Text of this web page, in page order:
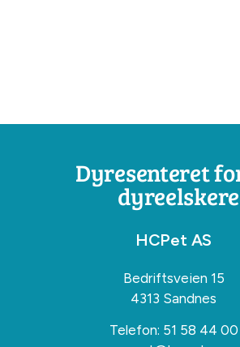
Dyresenteret
HCPet AS
Bedriftsveien 15
4313 Sandnes
Telefon: 51 58 44 00